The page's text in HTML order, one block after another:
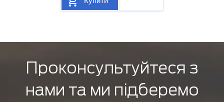
Проконсультуйтеся з
нами та ми підберемо